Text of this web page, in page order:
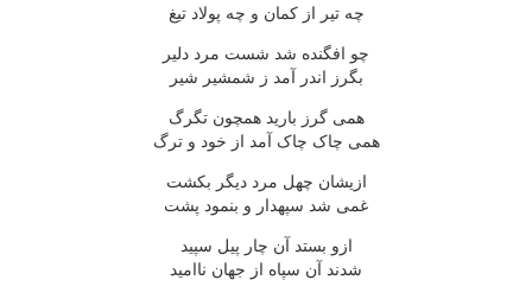
چه تیر از کمان و چه پولاد تیغ
چو افگنده شد شست مرد دلیر
بگرز اندر آمد ز شمشیر شیر
همی گرز بارید همچون تگرگ
همی چاک چاک آمد از خود و ترگ
ازیشان چهل مرد دیگر بکشت
غمی شد سپهدار و بنمود پشت
ازو بستد آن چار پیل سپید
شدند آن سپاه از جهان ناامید